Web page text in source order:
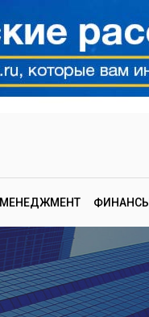
МЕНЕДЖМЕНТ ФИНАНСЫ